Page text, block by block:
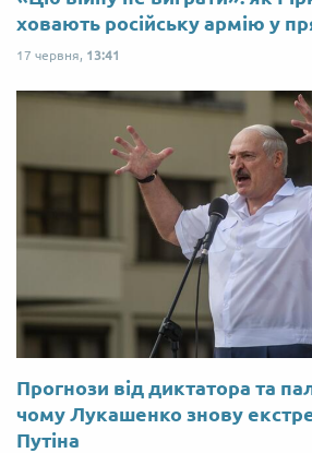
ховають російську армію у
17 червня, 13:41
Прогнози від диктатора та
чому Лукашенко знову
Путіна